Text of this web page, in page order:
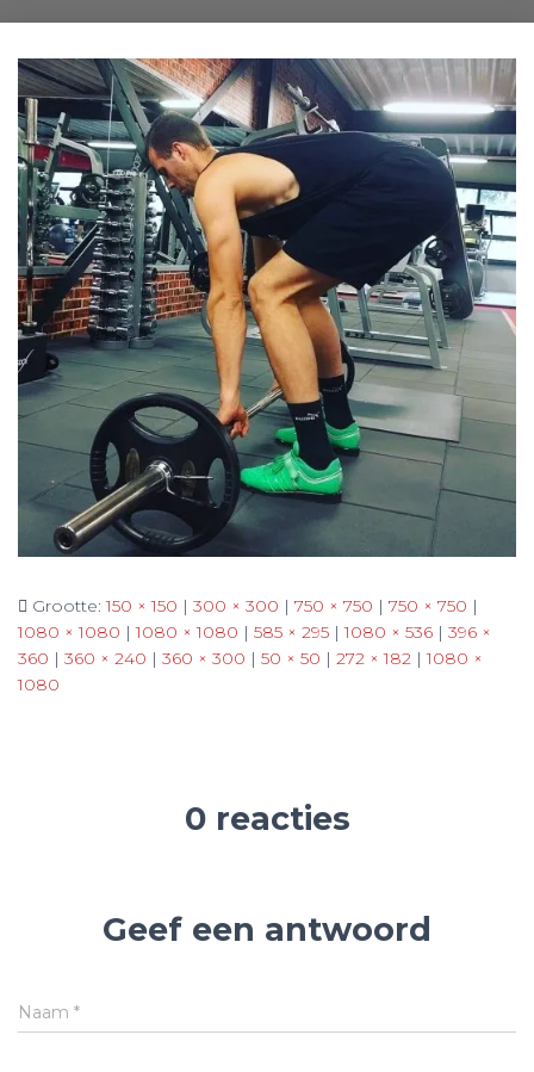
Grootte:150 × 150 | 300 × 300 | 750 × 750 | 750 × 750 |
1080 × 1080 | 1080 × 1080 | 585 × 295 | 1080 × 536 | 396 ×
360 | 360 × 240 | 360 × 300 | 50 × 50 | 272 × 182 | 1080 ×
1080
0 reacties
Geef een antwoord
Naam *